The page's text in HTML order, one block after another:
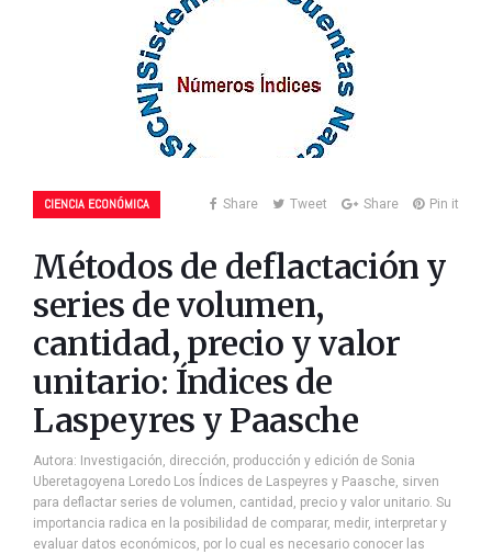
CIENCIA ECONÓMICA Share Tweet Share Pin it
Métodos de deflactación y
series de volumen,
cantidad, precio y valor
unitario: Índices de
Laspeyres y Paasche
Autora: Investigación, dirección, producción y edición de Sonia
Uberetagoyena Loredo Los Índices de Laspeyres y Paasche, sirven
para deflactar series de volumen, cantidad, precio y valor unitario. Su
importancia radica en la posibilidad de comparar, medir, interpretar y
evaluar datos económicos, por lo cual es necesario conocer las